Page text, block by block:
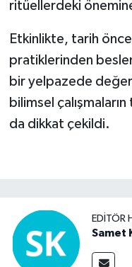
ritüellerdeki
Etkinlikte, tarih
pratiklerinden
bir yelpazede
bilimsel
da dikkat çekildi.
EDITÖR
Samet